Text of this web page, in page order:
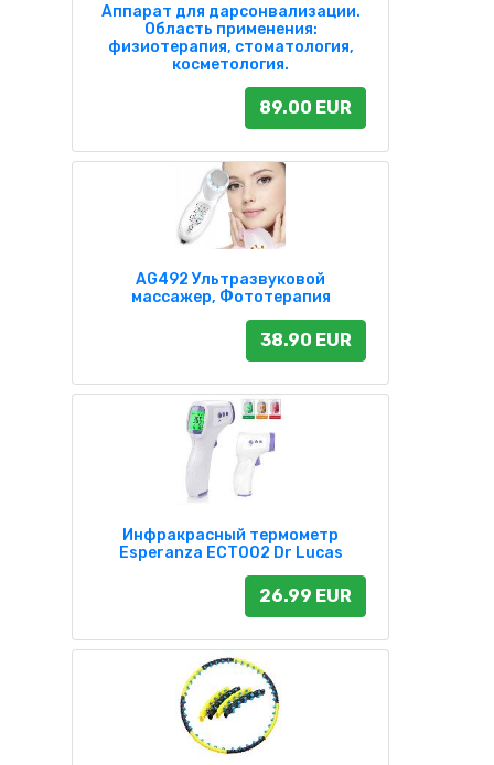
Аппарат для дарсонвализации.
Область применения:
физиотерапия, стоматология,
косметология.
89.00 EUR
AG492 Ультразвуковой
массажер, Фототерапия
38.90 EUR
Инфракрасный термометр
Esperanza ECT002 Dr Lucas
26.99 EUR